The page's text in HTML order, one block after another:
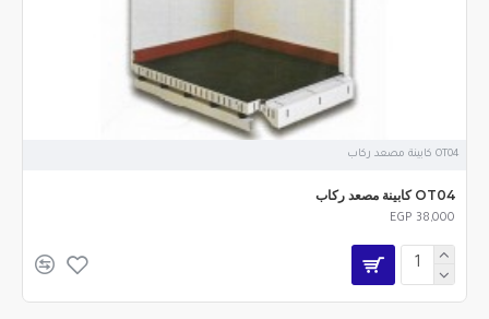
OT04 كابينة مصعد ركاب
OT04 كابينة مصعد ركاب
EGP 38,000